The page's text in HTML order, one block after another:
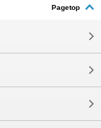
Pagetop